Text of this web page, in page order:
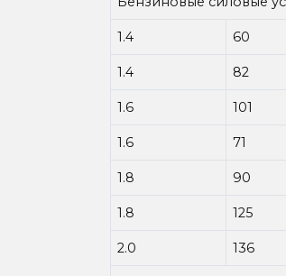
1.4 60
1.4 82
1.6 101
1.6 71
1.8 90
1.8 125
2.0 136